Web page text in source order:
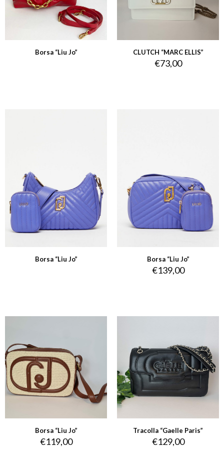
Borsa “Liu Jo” CLUTCH “MARC ELLIS”
€73,00
Borsa “Liu Jo” Borsa “Liu Jo”
€139,00
Borsa “Liu Jo”
€119,00
Tracolla “Gaelle Paris”
€129,00